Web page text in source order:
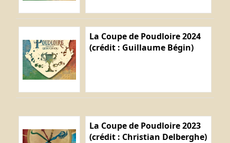
La Coupe de Poudloire 2024
(crédit : Guillaume Bégin)
La Coupe de Poudloire 2023
(crédit : Christian Delberghe)